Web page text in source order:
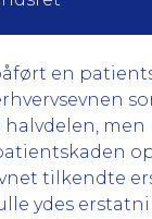
en
halvdelen,
tilkendte
ydes